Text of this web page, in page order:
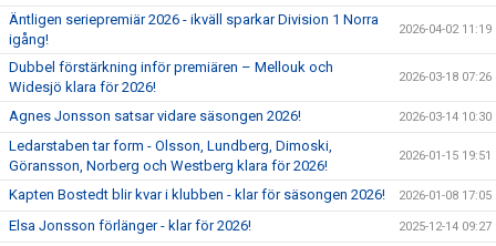
Äntligen seriepremiär 2026 - ikväll sparkar Division 1 Norra
igång!
2026-04-02 11:19
Dubbel förstärkning inför premiären – Mellouk och
Widesjö klara för 2026!
2026-03-18 07:26
Agnes Jonsson satsar vidare säsongen 2026! 2026-03-14 10:30
Ledarstaben tar form - Olsson, Lundberg, Dimoski,
Göransson, Norberg och Westberg klara för 2026!
2026-01-15 19:51
Kapten Bostedt blir kvar i klubben - klar för säsongen 2026! 2026-01-08 17:05
Elsa Jonsson förlänger - klar för 2026! 2025-12-14 09:27